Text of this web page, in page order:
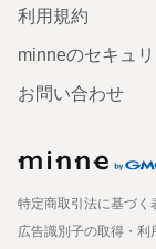
利用規約
minneのセキュリ
お問い合わせ
特定商取引法に基づく
広告識別子の取得・利